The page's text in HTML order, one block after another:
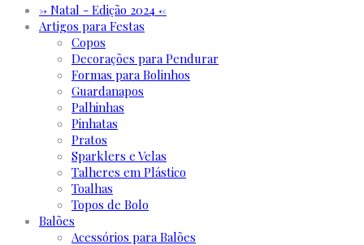
-> Natal - Edição 2024 <-
Artigos para Festas
Copos
Decorações para Pendurar
Formas para Bolinhos
Guardanapos
Palhinhas
Pinhatas
Pratos
Sparklers e Velas
Talheres em Plástico
Toalhas
Topos de Bolo
Balões
Acessórios para Balões